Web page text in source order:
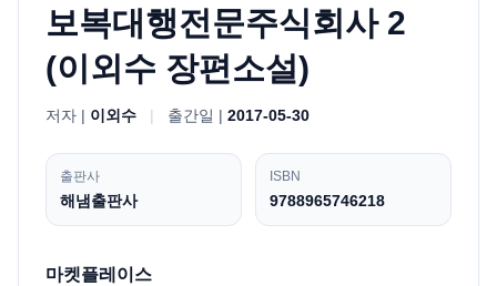
보복대행전문주식회사 2
(이외수 장편소설)
저자 | 이외수 | 출간일 | 2017-05-30
출판사
해냄출판사
ISBN
9788965746218
마켓플레이스